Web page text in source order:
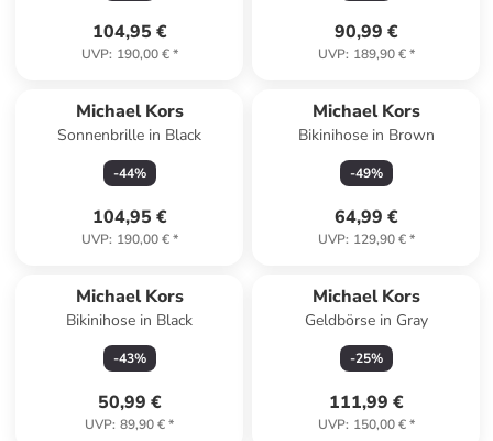
104,95 €
UVP: 190,00 €*
90,99 €
UVP: 189,90 €*
Michael Kors
Sonnenbrille in Black
-44%
104,95 €
UVP: 190,00 €*
Michael Kors
Bikinihose in Brown
-49%
64,99 €
UVP: 129,90 €*
Michael Kors
Bikinihose in Black
-43%
50,99 €
UVP: 89,90 €*
Michael Kors
Geldbörse in Gray
-25%
111,99 €
UVP: 150,00 €*